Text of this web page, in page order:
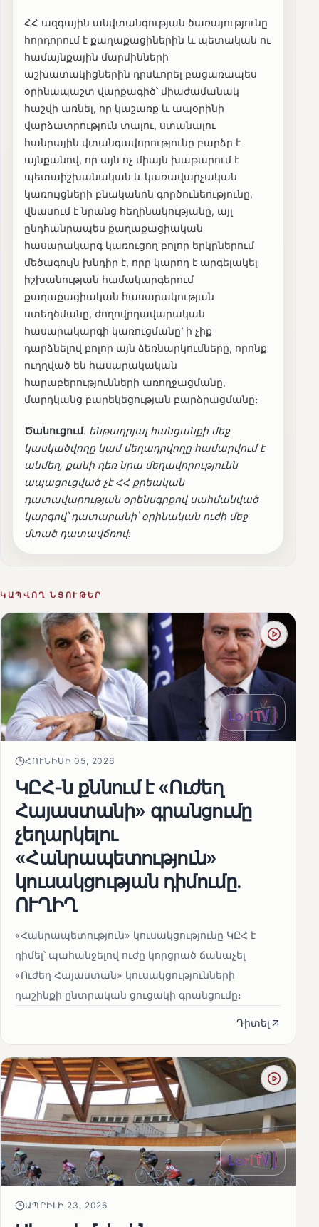
ՀՀ ազգային անվտանգության ծառայությունը
հորդորում է քաղաքացիներին և պետական ու
համայնքային մարմինների
աշխատակիցներին դրսևորել բացառապես
օրինապաշտ վարքագիծ՝ միաժամանակ
հաշվի առնել, որ կաշառք և ապօրինի
վարձատրություն տալու, ստանալու
հանրային վտանգավորությունը բարձր է
այնքանով, որ այն ոչ միայն խաթարում է
պետաիշխանական և կառավարչական
կառույցների բնականոն գործունեությունը,
վնասում է նրանց հեղինակությանը, այլ
ընդհանրապես քաղաքացիական
հասարակարգ կառուցող բոլոր երկրներում
մեծագույն խնդիր է, որը կարող է արգելակել
իշխանության համակարգերում
քաղաքացիական հասարակության
ստեղծմանը, ժողովրդավարական
հասարակարգի կառուցմանը՝ ի չիք
դարձնելով բոլոր այն ձեռնարկումները, որոնք
ուղղված են հասարակական
հարաբերությունների առողջացմանը,
մարդկանց բարեկեցության բարձրացմանը։
Ծանուցում. ենթադրյալ հանցանքի մեջ
կասկածվողը կամ մեղադրվողը համարվում է
անմեղ, քանի դեռ նրա մեղավորությունն
ապացուցված չէ ՀՀ քրեական
դատավարության օրենսգրքով սահմանված
կարգով՝ դատարանի՝ օրինական ուժի մեջ
մտած դատավճռով:
ԿԱՊՎՈՂ ՆՅՈՒԹԵՐ
ՀՈՒՆԻՍԻ 05, 2026
ԿԸՀ-ն քննում է «Ուժեղ
Հայաստանի» գրանցումը
չեղարկելու
«Հանրապետություն»
կուսակցության դիմումը.
ՈՒՂԻՂ
«Հանրապետություն» կուսակցությունը ԿԸՀ է
դիմել՝ պահանջելով ուժը կորցրած ճանաչել
«Ուժեղ Հայաստան» կուսակցությունների
դաշինքի ընտրական ցուցակի գրանցումը։
Դիտել
ԱՊՐԻԼԻ 23, 2026